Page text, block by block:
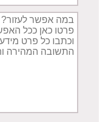
תיאור
הפניה